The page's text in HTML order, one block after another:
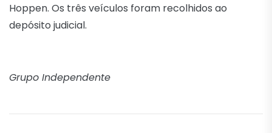
Hoppen. Os três veículos foram recolhidos ao
depósito judicial.
Grupo Independente